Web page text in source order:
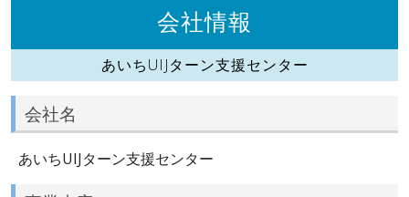
会社情報
あいちUIJターン支援センター
会社名
あいちUIJターン支援センター